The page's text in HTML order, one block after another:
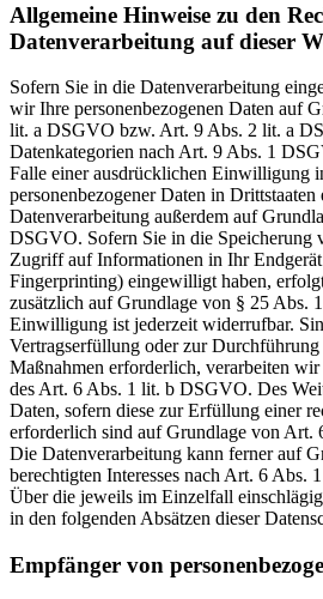
Allgemeine Hinweise zu den
Datenverarbeitung auf dieser
Sofern Sie in die Datenverarbeitung
wir Ihre personenbezogenen Daten auf
lit. a DSGVO bzw. Art. 9 Abs. 2 lit. a
Datenkategorien nach Art. 9 Abs. 1
Falle einer ausdrücklichen Einwilligung
personenbezogener Daten in
Datenverarbeitung außerdem auf
DSGVO. Sofern Sie in die Speicherung
Zugriff auf Informationen in Ihr
Fingerprinting) eingewilligt haben,
zusätzlich auf Grundlage von § 25 Abs.
Einwilligung ist jederzeit widerrufbar.
Vertragserfüllung oder zur
Maßnahmen erforderlich, verarbeiten
des Art. 6 Abs. 1 lit. b DSGVO. Des
Daten, sofern diese zur Erfüllung einer
erforderlich sind auf Grundlage von
Die Datenverarbeitung kann ferner auf
berechtigten Interesses nach Art. 6
Über die jeweils im Einzelfall
in den folgenden Absätzen dieser
Empfänger von